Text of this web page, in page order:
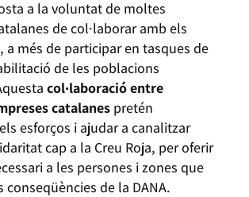
a la voluntat de moltes
de col·laborar amb els
a més de participar en tasques de
de les poblacions
col·laboració entre
catalanespretén
esforços i ajudar a canalitzar
cap a la Creu Roja, per oferir
a les persones i zones que
conseqüències de la DANA.